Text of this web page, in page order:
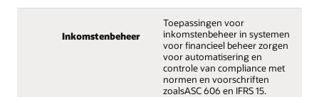
Inkomstenbeheer
Toepassingen voor
inkomstenbeheer in systemen
voor financieel beheer zorgen
voor automatisering en
controle van compliance met
normen en voorschriften
zoalsASC 606 en IFRS 15.